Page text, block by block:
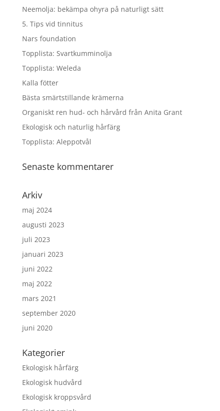
Neemolja: bekämpa ohyra på naturligt sätt
5. Tips vid tinnitus
Nars foundation
Topplista: Svartkumminolja
Topplista: Weleda
Kalla fötter
Bästa smärtstillande krämerna
Organiskt ren hud- och hårvård från Anita Grant
Ekologisk och naturlig hårfärg
Topplista: Aleppotvål
Senaste kommentarer
Arkiv
maj 2024
augusti 2023
juli 2023
januari 2023
juni 2022
maj 2022
mars 2021
september 2020
juni 2020
Kategorier
Ekologisk hårfärg
Ekologisk hudvård
Ekologisk kroppsvård